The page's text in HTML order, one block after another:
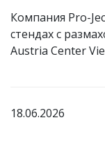
Компания Pro-
стендах с
Austria Center
18.06.2026